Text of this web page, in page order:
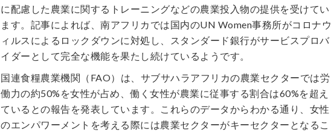
に配慮した農業に関するトレーニングなどの農業投入物の提供を受けてい
ます。記事によれば、南アフリカでは国内のUN Women事務所がコロナウ
ィルスによるロックダウンに対処し、スタンダード銀行がサービスプロバ
イダーとして完全な機能を果たし続けているようです。
国連食糧農業機関（FAO）は、サブサハラアフリカの農業セクターでは労
働力の約50%を女性が占め、働く女性が農業に従事する割合は60%を超え
ているとの報告を発表しています。これらのデータからわかる通り、女性
のエンパワーメントを考える際には農業セクターがキーセクターとなるこ